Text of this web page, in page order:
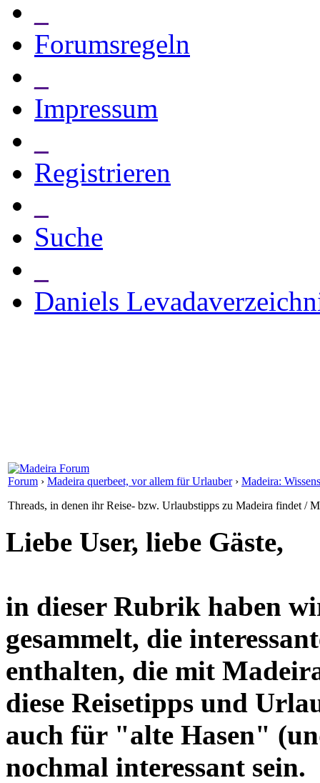
Forumsregeln
Impressum
Registrieren
Suche
Daniels
Forum › Madeira querbeet, vor allem für Urlauber› Madeira:
Threads, in denen ihr Reise- bzw. Urlaubstipps zu Madeira findet /
Liebe User, liebe Gäste,
in dieser Rubrik haben
gesammelt, die
enthalten, die mit
diese Reisetipps und
auch für "alte Hasen"
nochmal interessant sein.